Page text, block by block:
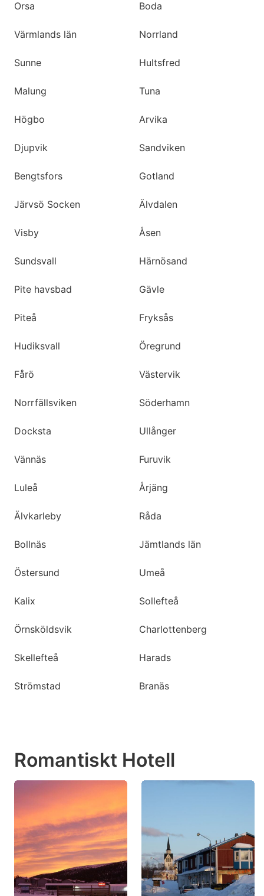
Orsa Boda
Värmlands län Norrland
Sunne Hultsfred
Malung Tuna
Högbo Arvika
Djupvik Sandviken
Bengtsfors Gotland
Järvsö Socken Älvdalen
Visby Åsen
Sundsvall Härnösand
Pite havsbad Gävle
Piteå Fryksås
Hudiksvall Öregrund
Fårö Västervik
Norrfällsviken Söderhamn
Docksta Ullånger
Vännäs Furuvik
Luleå Årjäng
Älvkarleby Råda
Bollnäs Jämtlands län
Östersund Umeå
Kalix Sollefteå
Örnsköldsvik Charlottenberg
Skellefteå Harads
Strömstad Branäs
Romantiskt Hotell